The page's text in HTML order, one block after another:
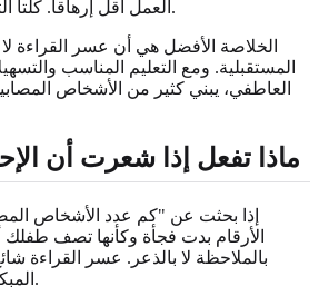
العمل أقل إرهاقا. كلتا التجربتين تستحق الاحترام.
الخلاصة الأفضل هي أن عسر القراءة لا
المستقبلية. ومع التعليم المناسب
العاطفي، يبني كثير من الأشخاص
ماذا تفعل إذا شعرت أن
إذا بحثت عن "كم عدد الأشخاص
الأرقام بدت فجأة وكأنها تصف طفلك
بالملاحظة لا بالذعر. عسر القراءة
المبكر يمكن أن يقلل الإحباط.